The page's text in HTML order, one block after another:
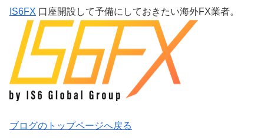
IS6FX 口座開設して予備にしておきたい海外FX業者。
ブログのトップページへ戻る